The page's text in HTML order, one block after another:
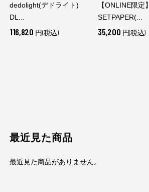
dedolight(デドライト)
DL...
116,820 円(税込)
【ONLINE限定】
SETPAPER(...
35,200 円(税込)
最近見た商品
最近見た商品がありません。